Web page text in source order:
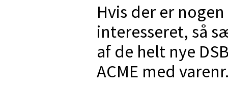
Hvis der er
interesseret, så
af de helt nye
ACME med